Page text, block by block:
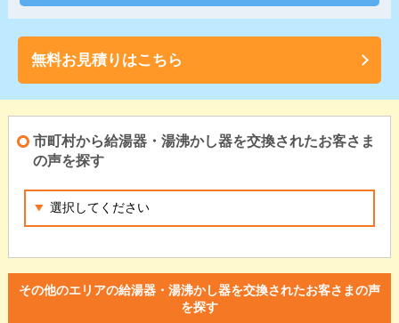
無料お見積りはこちら
市町村から給湯器・湯沸かし器を交換されたお客さま
の声を探す
その他のエリアの給湯器・湯沸かし器を交換されたお客さまの声
を探す